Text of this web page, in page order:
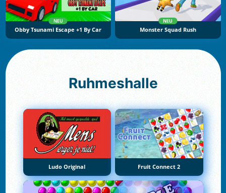
NEU
Obby Tsunami Escape +1 By Car
NEU
Monster Squad Rush
Ruhmeshalle
Ludo Original Fruit Connect 2